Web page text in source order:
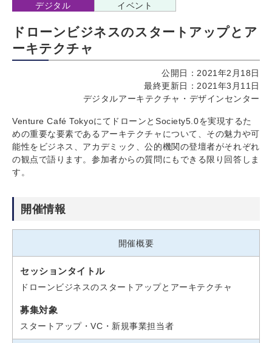
デジタル イベント
ドローンビジネスのスタートアップとア
ーキテクチャ
公開日：2021年2月18日
最終更新日：2021年3月11日
デジタルアーキテクチャ・デザインセンター
Venture Café TokyoにてドローンとSociety5.0を実現するた
めの重要な要素であるアーキテクチャについて、その魅力や可
能性をビジネス、アカデミック、公的機関の登壇者がそれぞれ
の観点で語ります。参加者からの質問にもできる限り回答しま
す。
開催情報
開催概要
セッションタイトル
ドローンビジネスのスタートアップとアーキテクチャ
募集対象
スタートアップ・VC・新規事業担当者